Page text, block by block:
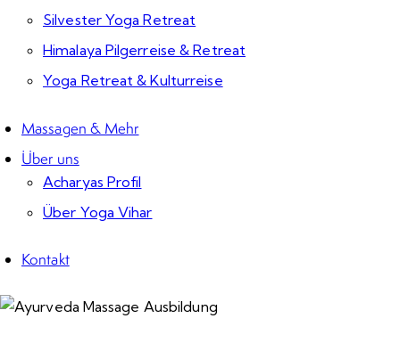
Silvester Yoga Retreat
Himalaya Pilgerreise & Retreat
Yoga Retreat & Kulturreise
Massagen & Mehr
Über uns
Acharyas Profil
Über Yoga Vihar
Kontakt